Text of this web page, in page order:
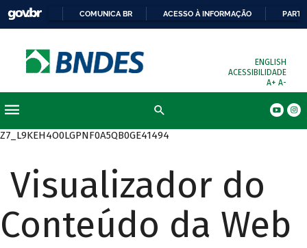
COMUNICA BR ACESSO À INFORMAÇÃO
ENGLISH
ACESSIBILIDADE
A+ A-
Z7_L9KEH4O0LGPNF0A5QB0GE41494
Visualizador do
Conteúdo da Web